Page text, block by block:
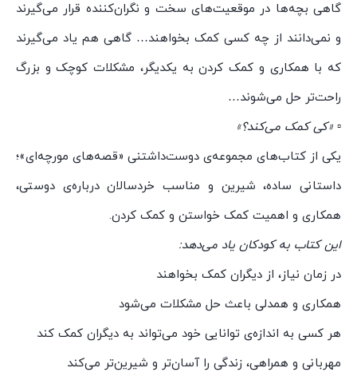
گاهی بچه‌ها در موقعیت‌های سخت و نگران‌کننده قرار می‌گیرند
و نمی‌دانند از چه کسی کمک بخواهند… گاهی هم یاد می‌گیرند
که با همکاری و کمک کردن به یکدیگر، مشکلات کوچک و بزرگ
راحت‌تر حل می‌شوند…
▫️ «کی کمک می‌کند؟»
یکی از کتاب‌های مجموعه‌ی دوست‌داشتنی «قصه‌های مورچه‌ای»؛
داستانی ساده، شیرین و مناسب خردسالان درباره‌ی دوستی،
همکاری و اهمیت کمک خواستن و کمک کردن.
این کتاب به کودکان یاد می‌دهد:
در زمان نیاز، از دیگران کمک بخواهند
همکاری و همدلی باعث حل مشکلات می‌شود
هر کسی به اندازه‌ی توانایی خود می‌تواند به دیگران کمک کند
مهربانی و همراهی، زندگی را آسان‌تر و شیرین‌تر می‌کند